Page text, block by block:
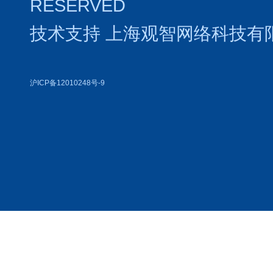
RESERVED
技术支持
上海观智网络科技有
沪ICP备12010248号-9